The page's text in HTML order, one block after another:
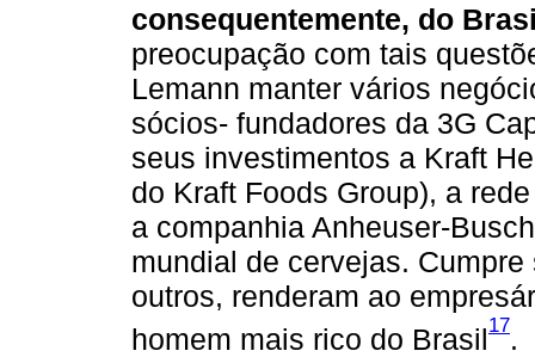
consequentemente, do
preocupação com tais
Lemann manter vários
sócios- fundadores da 3G
seus investimentos a Kraft
do Kraft Foods Group), a
a companhia Anheuser-
mundial de cervejas.
outros, renderam ao
homem mais rico do Brasil17.